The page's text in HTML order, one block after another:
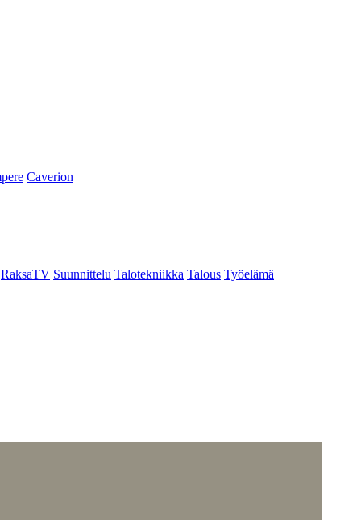
Caverion
RaksaTV Suunnittelu Talotekniikka Talous Työelämä